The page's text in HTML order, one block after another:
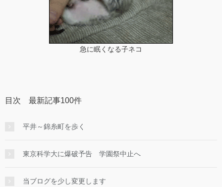
急に眠くなる子ネコ
目次 最新記事100件
平井～錦糸町を歩く
東京科学大に爆破予告 学園祭中止へ
当ブログを少し変更します